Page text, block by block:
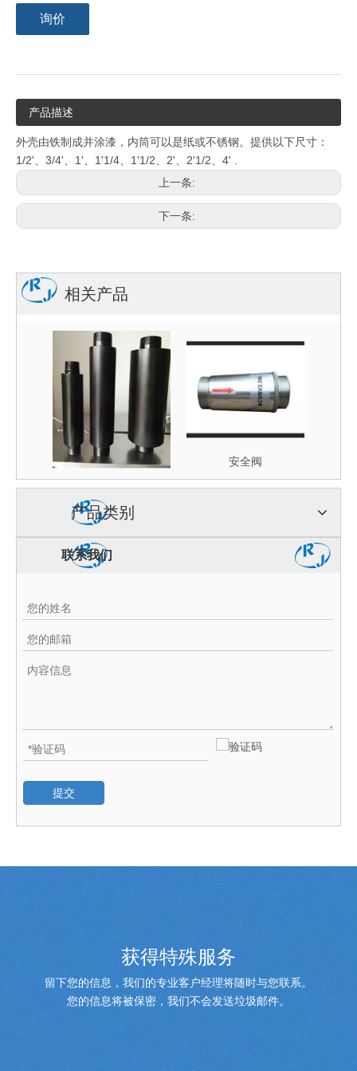
询价
产品描述
外壳由铁制成并涂漆，内筒可以是纸或不锈钢。提供以下尺寸：
1/2'、3/4'、1'、1'1/4、1'1/2、2'、2'1/2、4' .
上一条:
下一条:
相关产品
消音器 安全阀
产品类别
联系我们
提交
获得特殊服务
留下您的信息，我们的专业客户经理将随时与您联系。
您的信息将被保密，我们不会发送垃圾邮件。